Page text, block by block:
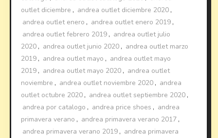
outlet diciembre , andrea outlet diciembre 2020 ,
andrea outlet enero , andrea outlet enero 2019 ,
andrea outlet febrero 2019 , andrea outlet julio
2020 , andrea outlet junio 2020 , andrea outlet marzo
2019 , andrea outlet mayo , andrea outlet mayo
2019 , andrea outlet mayo 2020 , andrea outlet
noviembre , andrea outlet noviembre 2020 , andrea
outlet octubre 2020 , andrea outlet septiembre 2020 ,
andrea por catalogo , andrea price shoes , andrea
primavera verano , andrea primavera verano 2017 ,
andrea primavera verano 2019 , andrea primavera